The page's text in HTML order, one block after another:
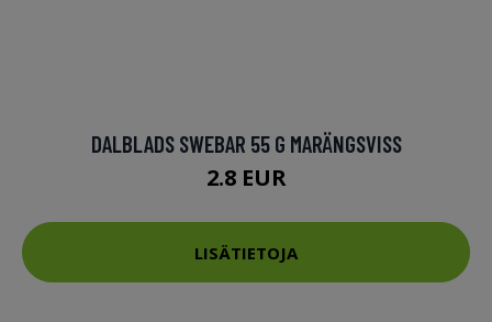
DALBLADS SWEBAR 55 G MARÄNGSVISS
2.8 EUR
LISÄTIETOJA